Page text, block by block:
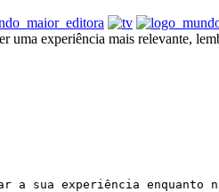
uma experiência mais relevante,
a sua experiência enquanto